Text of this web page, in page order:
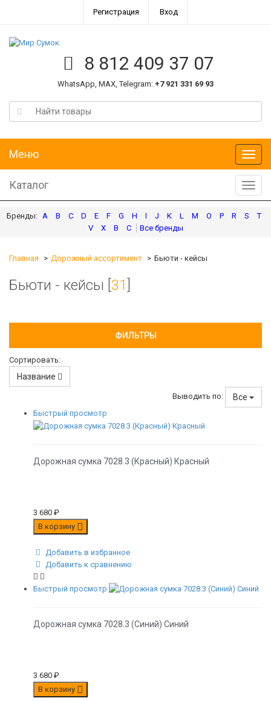
Регистрация Вход
8 812 409 37 07
WhatsApp, MAX, Telegram: +7 921 331 69 93
Меню
Меню
Каталог
A B C D E F G H I J K L M O P R S
T
V
X В С
Главная Дорожный ассортимент Бьюти - кейсы
Бьюти - кейсы [ 31
ФИЛЬТРЫ
Сортировать:
Название
Выводить по: Все
Быстрый просмотр
Дорожная сумка 7028.3 (Красный) Красный
3 680 ₽
В корзину
Добавить в избранное
Добавить к сравнению
Быстрый просмотр
Дорожная сумка 7028.3 (Синий) Синий
3 680 ₽
В корзину